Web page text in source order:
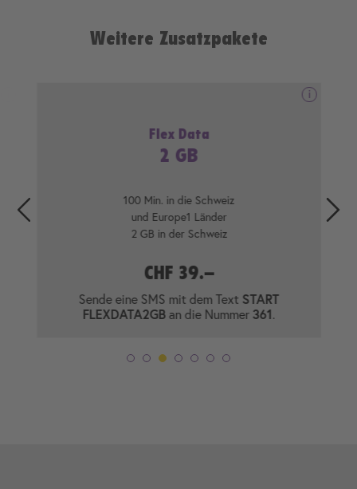
Weitere Zusatzpakete
i
Flex Data
2 GB
100 Min. in die Schweiz
und Europe1 Länder
2 GB in der Schweiz
CHF 39.–
Sende eine SMS mit dem Text START
FLEXDATA2GBan die Nummer361.